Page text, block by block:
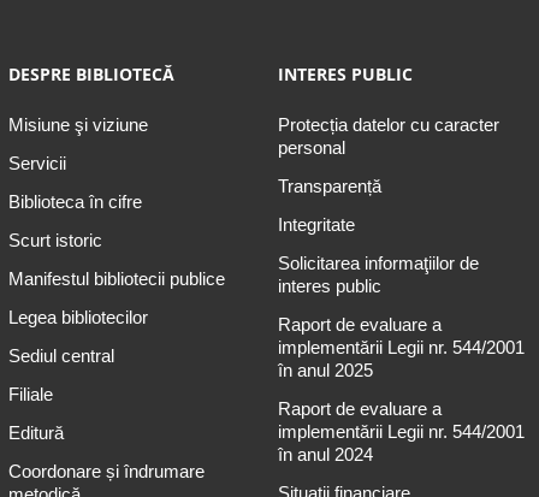
DESPRE BIBLIOTECĂ
Misiune şi viziune
Servicii
Biblioteca în cifre
Scurt istoric
Manifestul bibliotecii publice
Legea bibliotecilor
Sediul central
Filiale
Editură
Coordonare și îndrumare
INTERES PUBLIC
Protecția datelor cu caracter
personal
Transparență
Integritate
Solicitarea informaţiilor de
interes public
Raport de evaluare a
implementării Legii nr. 544/2001
în anul 2025
Raport de evaluare a
implementării Legii nr. 544/2001
în anul 2024
Situații financiare